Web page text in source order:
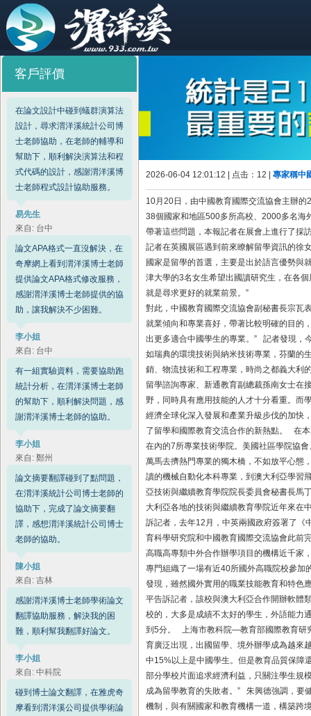
客戶評價
在論文設計中碰到蟻群演算法
設計，尋求渭洋溪統計公司博
士老師協助，在老師的輔導和
幫助下，順利解決演算法和程
式代碼的設計，感謝渭洋溪博
士老師程式設計協助服務。
易先生
來自: 台中
論文APA格式一直沒解決，在
奇摩網上看到渭洋溪博士老師
提供論文APA格式修改服務，
感謝渭洋溪博士老師提供的協
助，讓我解決不少困難。
李小姐
來自: 台中
有一組實驗資料，需要協助跑
統計分析，在渭洋溪博士老師
的幫助下，順利解決問題，感
謝渭洋溪博士老師的協助。
李小姐
來自: 鄭州
論文摘要翻譯碰到了點問題，
在渭洋溪統計公司博士老師的
協助下，完成了論文摘要翻
譯，感想渭洋溪統計公司博士
老師的協助。
陳小姐
來自: 吉林
感謝渭洋溪博士老師學術論文
翻譯協助服務，解決我的困
難，順利幫我翻譯好論文。
李小姐
來自: 中科院
碰到博士論文翻譯，在雅虎奇
摩看到渭洋溪公司提供學術論
2026-06-04 12:01:12 | 点击： 12 | 專家稱中
10月20日，由中國教育國際交流協會主辦
38個國家和地區500多所高校、2000多名海
帶著這些問題，本報記者在展會上進行了
記者在英國展區遇到前來瞭解留學資訊的徐
國家是留學的首選，主要是出於語言優勢與
津大學的3名女生希望出國讀研究生，在各
就是尋求更好的就業前景。”
對此，中國教育國際交流協會副秘書長宗瓦
就業傾向和專業喜好，帶著比較明確的目的
出更多適合中國學生的專業。” 記者發現，
如瑞典的環境技術與納米技術專業，芬蘭的
銷、物流技術和工程專業，時尚之都義大利
留學諮詢專家、新通教育副總裁孫南女士在
野，同時具有應用技能的人才十分看重。
經濟全球化深入發展和產業升級步伐的加快
了留學和國際教育交流合作的新熱點。 在
在內的7所專業技術學院。美國社區學院協
萬馬去擠熱門專業的獨木橋，不如放平心態
讀的機械自動化本科專業，到澳大利亞學習
亞技術與繼續教育學院院長委員會秘書長馬
大利亞各地的技術與繼續教育學院近年來在
訴記者，去年12月，中英兩國政府簽署了
育科學研究院和中國教育國際交流協會此前
高職高專類中外合作辦學項目的機構近千家
專門組織了一場有近40所國外高職院校參
發現，雖然國外實用的職業技能教育和特色
平告訴記者，該校與澳大利亞合作開辦軟體
校的，大多是成績不太好的學生，外語能力
到5分。 上海市教科院—教育部國際教育研
育廣泛出現，出國留學、境外辦學成為越來
中15%以上是中國學生。但是教育品質保障
部分學校片面追求經濟利益，只關注學生規
成為留學教育的失敗者。” 朱興德強調，要
機制，與有關國家和教育機構一道，構築跨